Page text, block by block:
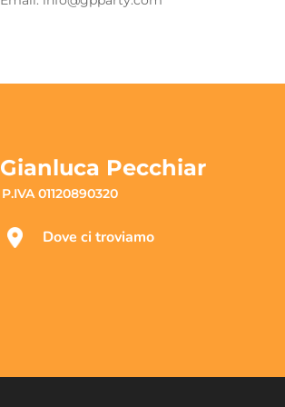
Gianluca Pecchiar
P.IVA 01120890320
Dove ci troviamo